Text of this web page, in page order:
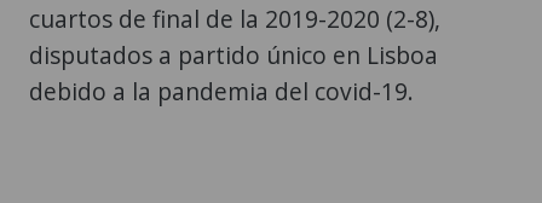
cuartos de final de la 2019-2020 (2-8),
disputados a partido único en Lisboa
debido a la pandemia del covid-19.